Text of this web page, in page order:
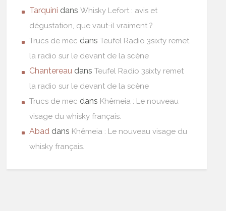
Tarquini dansWhisky Lefort : avis et
dégustation, que vaut-il vraiment ?
Trucs de mec dansTeufel Radio 3sixty remet
la radio sur le devant de la scène
Chantereau dansTeufel Radio 3sixty remet
la radio sur le devant de la scène
Trucs de mec dans Khêmeia : Le nouveau
visage du whisky français.
Abad dans Khêmeia : Le nouveau visage du
whisky français.